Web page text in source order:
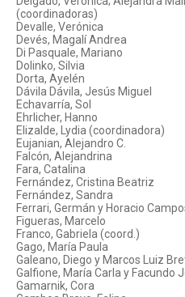
(coordinadoras)
Devalle, Verónica
Devés, Magalí Andrea
Di Pasquale, Mariano
Dolinko, Silvia
Dorta, Ayelén
Dávila Dávila, Jesús Miguel
Echavarría, Sol
Ehrlicher, Hanno
Elizalde, Lydia (coordinadora)
Eujanian, Alejandro C.
Falcón, Alejandrina
Fara, Catalina
Fernández, Cristina Beatriz
Fernández, Sandra
Ferrari, Germán y Horacio
Figueras, Marcelo
Franco, Gabriela (coord.)
Gago, María Paula
Galeano, Diego y Marcos Luiz
Galfione, María Carla y Facundo
Gamarnik, Cora